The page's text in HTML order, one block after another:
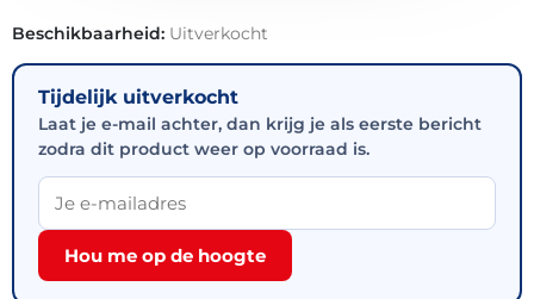
Beschikbaarheid: Uitverkocht
Tijdelijk uitverkocht
Laat je e-mail achter, dan krijg je als eerste bericht
zodra dit product weer op voorraad is.
Hou me op de hoogte